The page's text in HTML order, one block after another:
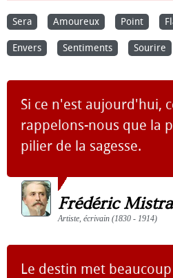
Sera Amoureux Point
Envers Sentiments Sourire
Si ce n'est aujourd'hui,
rappelons-nous que la
pilier de la sagesse.
Frédéric
Artiste, écrivain (1830 - 1914)
Le destin met